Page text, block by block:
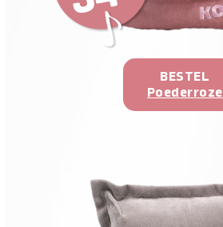
BESTEL
Poederroze